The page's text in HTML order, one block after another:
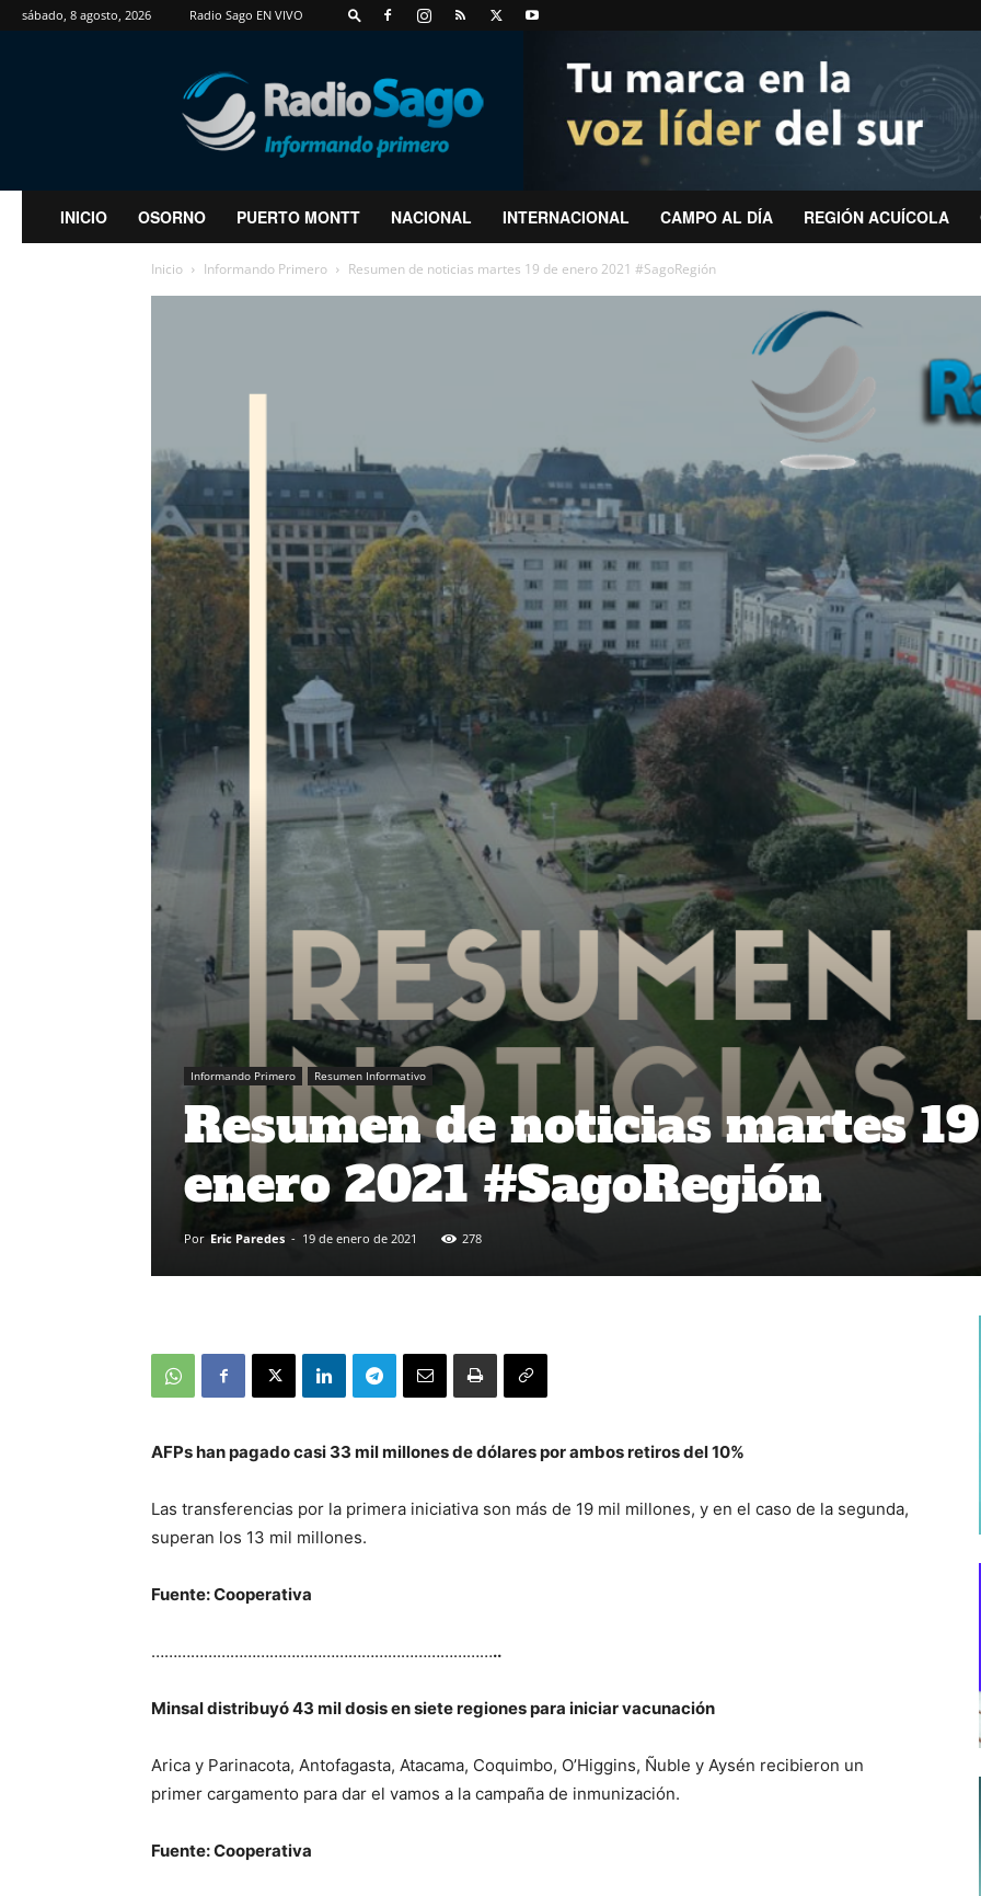
sábado, 8 agosto, 2026 Radio Sago EN VIVO
RadioSago
INICIO OSORNO PUERTO MONTT NACIONAL INTERNACIONAL CAMPO AL DÍA REGIÓN ACUÍCOLA
Inicio Informando Primero Resumen de noticias martes 19 de enero 2021 #SagoRegión
Informando Primero Resumen Informativo
Resumen de noticias martes
enero 2021 #SagoRegión
Por Eric Paredes - 19 de enero de 2021 278
AFPs han pagado casi 33 mil millones de dólares por ambos retiros del 10%
Las transferencias por la primera iniciativa son más de 19 mil millones, y en el caso de la segunda,
superan los 13 mil millones.
Fuente: Cooperativa
……………………………………………………………………..
Minsal distribuyó 43 mil dosis en siete regiones para iniciar vacunación
Arica y Parinacota, Antofagasta, Atacama, Coquimbo, O’Higgins, Ñuble y Aysén recibieron un
primer cargamento para dar el vamos a la campaña de inmunización.
Fuente: Cooperativa